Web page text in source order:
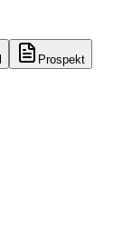
Prospekt